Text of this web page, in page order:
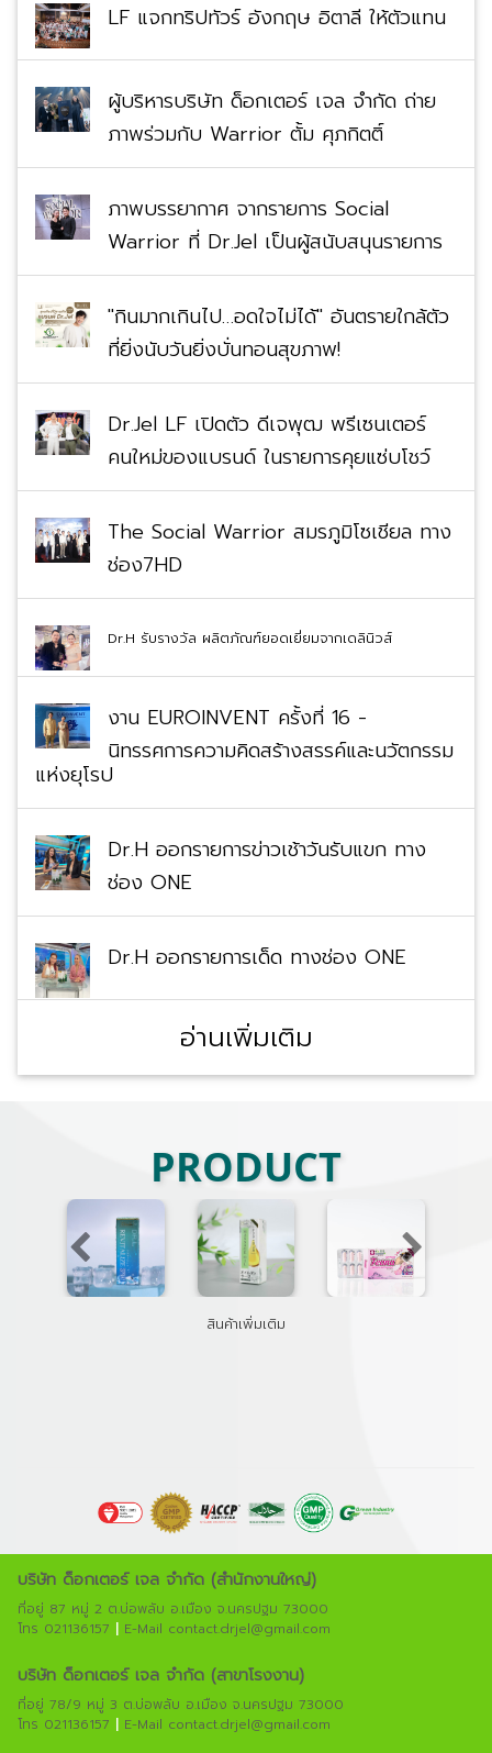
LF แจกทริปทัวร์ อังกฤษ อิตาลี ให้ตัวแทน
ผู้บริหารบริษัท ด็อกเตอร์ เจล จำกัด ถ่าย
ภาพร่วมกับ Warrior ตั้ม ศุภกิตติ์
ภาพบรรยากาศ จากรายการ Social
Warrior ที่ Dr.Jel เป็นผู้สนับสนุนรายการ
"กินมากเกินไป…อดใจไม่ได้" อันตรายใกล้ตัว
ที่ยิ่งนับวันยิ่งบั่นทอนสุขภาพ!
Dr.Jel LF เปิดตัว ดีเจพุฒ พรีเซนเตอร์
คนใหม่ของแบรนด์ ในรายการคุยแซ่บโชว์
The Social Warrior สมรภูมิโซเชียล ทาง
ช่อง7HD
Dr.H รับรางวัล ผลิตภัณฑ์ยอดเยี่ยมจากเดลินิวส์
งาน EUROINVENT ครั้งที่ 16 -
นิทรรศการความคิดสร้างสรรค์และนวัตกรรม
แห่งยุโรป
Dr.H ออกรายการข่าวเช้าวันรับแขก ทาง
ช่อง ONE
Dr.H ออกรายการเด็ด ทางช่อง ONE
อ่านเพิ่มเติม
PRODUCT
Previous Next
สินค้าเพิ่มเติม
บริษัท ด็อกเตอร์ เจล จํากัด (สํานักงานใหญ่)
ที่อยู่ 87 หมู่ 2 ต.บ่อพลับ อ.เมือง จ.นครปฐม 73000
โทร 021136157 | E-Mail contact.drjel@gmail.com
บริษัท ด็อกเตอร์ เจล จํากัด (สาขาโรงงาน)
ที่อยู่ 78/9 หมู่ 3 ต.บ่อพลับ อ.เมือง จ.นครปฐม 73000
โทร 021136157 | E-Mail contact.drjel@gmail.com